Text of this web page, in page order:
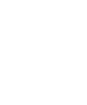
waterskiën
10 kilometer